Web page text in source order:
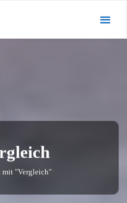
mit "Vergleich"